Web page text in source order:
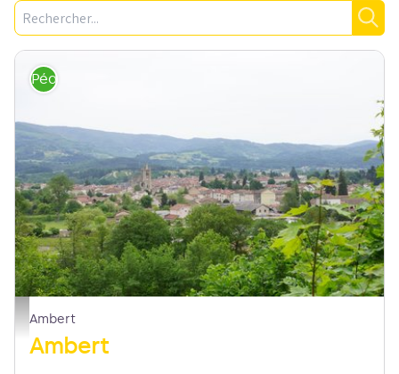
Recherche
Vue sur Ambert - Maison du Tourisme Sébastien Giraud
Pédestre
Ambert
Ambert